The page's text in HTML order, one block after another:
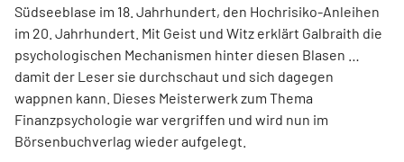
Südseeblase im 18. Jahrhundert, den Hochrisiko-Anleihen
im 20. Jahrhundert. Mit Geist und Witz erklärt Gal­braith die
psychologischen Mechanismen hinter diesen Blasen …
damit der Leser sie durchschaut und sich dagegen
wappnen kann. Dieses Meisterwerk zum Thema
Finanzpsychologie war vergriffen und wird nun im
Börsenbuchverlag wieder aufgelegt.